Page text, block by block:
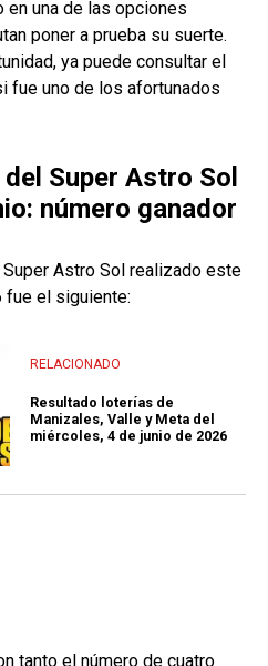
una de las opciones
poner a prueba su suerte.
ya puede consultar el
fue uno de los afortunados
Super Astro Sol
número ganador
Astro Sol realizado este
fue el siguiente:
RELACIONADO
Resultado loterías de
Manizales, Valle y Meta del
miércoles, 4 de junio de 2026
tanto el número de cuatro